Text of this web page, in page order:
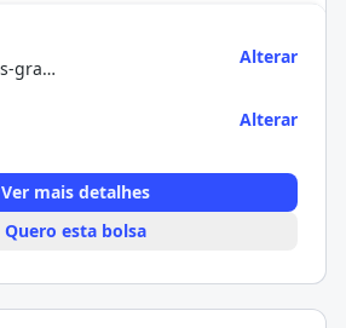
Especialização (pós-graduação)
Alterar
Alterar
Ver mais detalhes
Quero esta bolsa